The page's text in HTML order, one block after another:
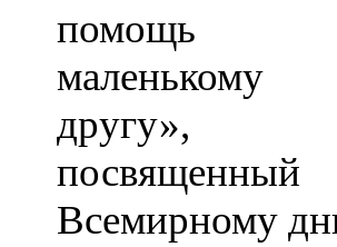
помощь
маленькому
другу»,
посвященный
Всемирному